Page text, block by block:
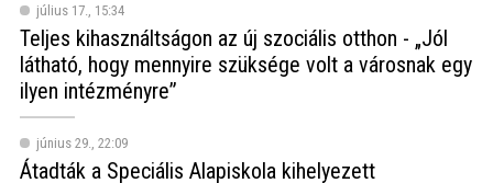
július 17., 15:34
Teljes kihasználtságon az új szociális otthon - „Jól
látható, hogy mennyire szüksége volt a városnak egy
ilyen intézményre”
június 29., 22:09
Átadták a Speciális Alapiskola kihelyezett